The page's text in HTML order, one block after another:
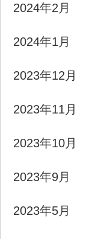
2024年2月
2024年1月
2023年12月
2023年11月
2023年10月
2023年9月
2023年5月